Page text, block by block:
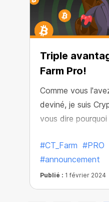
Triple
Farm Pro!
Comme vous
deviné, je suis
vous dire
chose. Ce que
pouvez pas
ressentez. Vous
l'industrie de la
#CT_Farm #PRO
#announcement
Publié : 1 février 2024